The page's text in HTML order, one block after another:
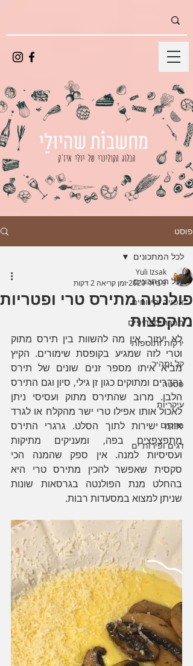
פוסט
לכל המתכונים
אפייה וקינוחים
ממרחים ודיפים
ירקות ותוספות
קל ומהיר
פסטה
עיקריות
מרקים
דגים ופירות ים
לכל המתכונים
פולנטה מתירס טרי ופטריות
מוקפצות
Yuli Izsak
9 ביולי 2020
זמן קריאה 2 דקות
שניתן למצוא במסעדות רבות.